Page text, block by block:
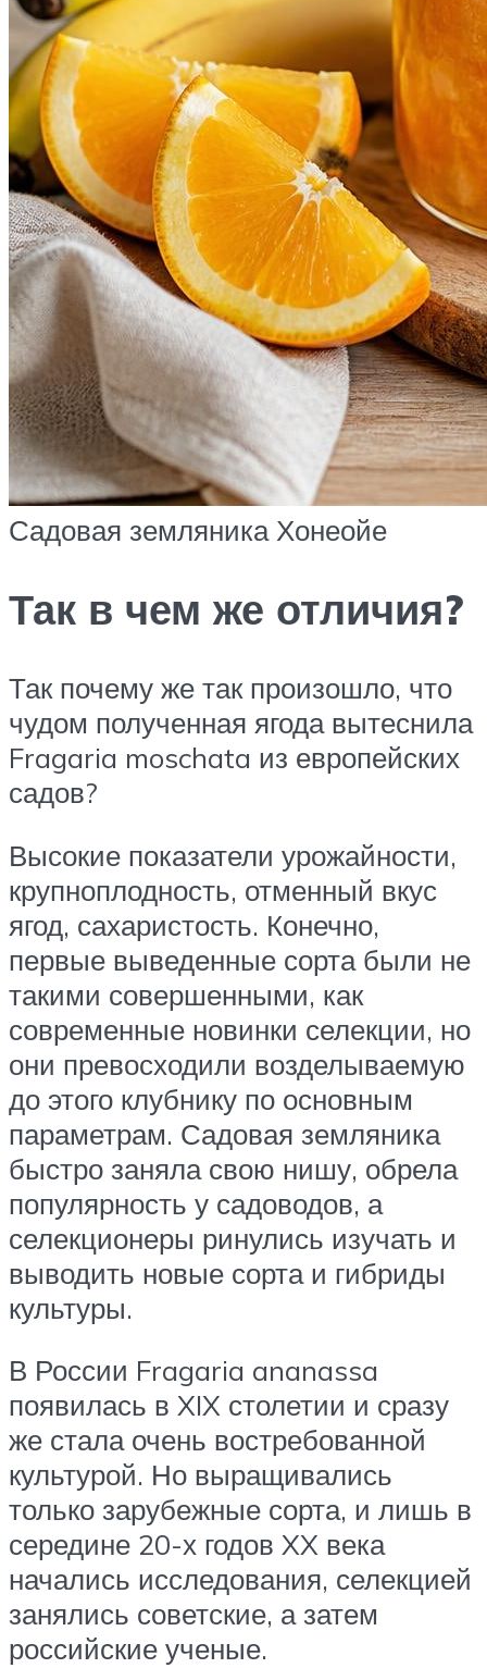
Садовая земляника Хонеойе
Так в чем же отличия?
Так почему же так произошло, что
чудом полученная ягода вытеснила
Fragaria moschata из европейских
садов?
Высокие показатели урожайности,
крупноплодность, отменный вкус
ягод, сахаристость. Конечно,
первые выведенные сорта были не
такими совершенными, как
современные новинки селекции, но
они превосходили возделываемую
до этого клубнику по основным
параметрам. Садовая земляника
быстро заняла свою нишу, обрела
популярность у садоводов, а
селекционеры ринулись изучать и
выводить новые сорта и гибриды
культуры.
В России Fragaria ananassa
появилась в XIX столетии и сразу
же стала очень востребованной
культурой. Но выращивались
только зарубежные сорта, и лишь в
середине 20-х годов XX века
начались исследования, селекцией
занялись советские, а затем
российские ученые.